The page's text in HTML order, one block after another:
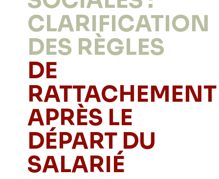
CLARIFICATION
DES RÈGLES
DE
RATTACHEMENT
APRÈS LE
DÉPART DU
SALARIÉ